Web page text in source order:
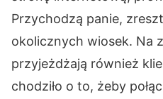
Przychodzą panie,
okolicznych wiosek. Na
przyjeżdżają również
chodziło o to, żeby